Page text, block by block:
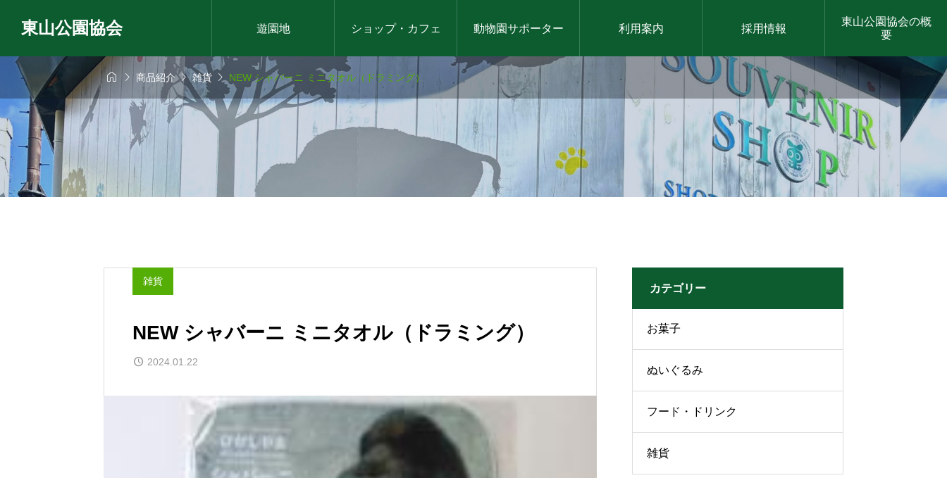
東山公園協会 遊園地 ショップ・カフェ 動物園サポーター 利用案内 採用情報
東山公園協会の概
要
 商品紹介雑貨NEW シャバーニ ミニタオル（ドラミング）
雑貨
NEW シャバーニ ミニタオル（ドラミング）
2024.01.22
カテゴリー
お菓子
ぬいぐるみ
フード・ドリンク
雑貨